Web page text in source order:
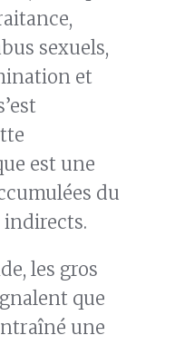
sexuels,
et
est une
du
indirects.
les gros
que
une